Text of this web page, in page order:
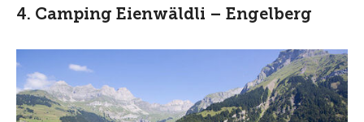
4. Camping Eienwäldli – Engelberg